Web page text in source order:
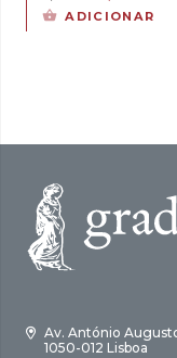
preço
ADICIONAR
Av. António
1050-012 Lisboa